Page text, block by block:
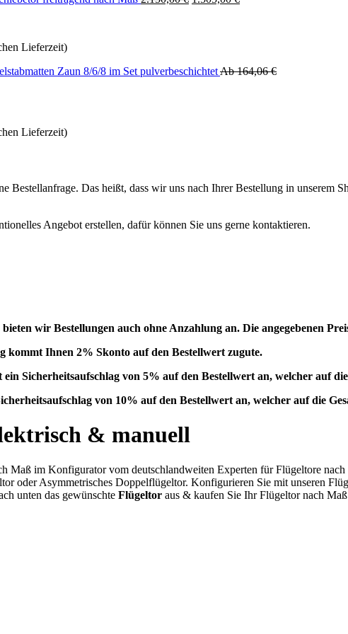
Lieferzeit)
Zaun 8/6/8 im Set pulverbeschichtetAb164,06€
Lieferzeit)
Bestellanfrage. Das heißt, dass wir uns nach Ihrer Bestellung in
Angebot erstellen, dafür können Sie uns gerne kontaktieren.
wir Bestellungen auch ohne Anzahlung an. Die angegebenen
kommt Ihnen 2% Skonto auf den Bestellwert zugute.
Sicherheitsaufschlag von 5% auf den Bestellwert an, welcher auf
von 10% auf den Bestellwert an, welcher auf die
& manuell
Maß im Konfigurator vom deutschlandweiten Experten für Flügeltore
oder Asymmetrisches Doppelflügeltor. Konfigurieren Sie mit unseren
unten das gewünschte Flügeltor aus & kaufen Sie Ihr Flügeltor nach